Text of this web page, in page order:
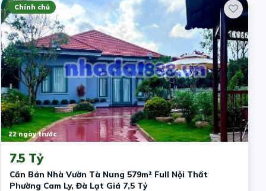
Chính chủ
22 ngày trước
7.5 Tỷ
Cần Bán Nhà Vườn Tà Nung 579m² Full Nội Thất
Phường Cam Ly, Đà Lạt Giá 7,5 Tỷ